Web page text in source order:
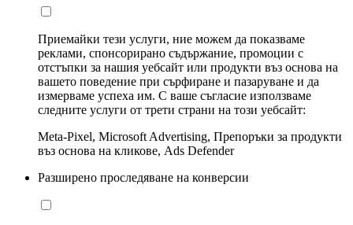
Приемайки тези услуги, ние можем да показваме
реклами, спонсорирано съдържание, промоции с
отстъпки за нашия уебсайт или продукти въз основа на
вашето поведение при сърфиране и пазаруване и да
измерваме успеха им. С ваше съгласие използваме
следните услуги от трети страни на този уебсайт:
Meta-Pixel, Microsoft Advertising, Препоръки за продукти
въз основа на кликове, Ads Defender
Разширено проследяване на конверсии